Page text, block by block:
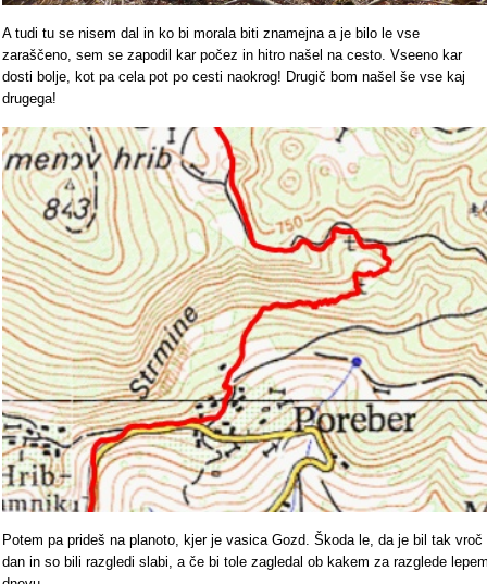
A tudi tu se nisem dal in ko bi morala biti znamejna a je bilo le vse
zaraščeno, sem se zapodil kar počez in hitro našel na cesto. Vseeno kar
dosti bolje, kot pa cela pot po cesti naokrog! Drugič bom našel še vse kaj
drugega!
Potem pa prideš na planoto, kjer je vasica Gozd. Škoda le, da je bil tak vroč
dan in so bili razgledi slabi, a če bi tole zagledal ob kakem za razglede